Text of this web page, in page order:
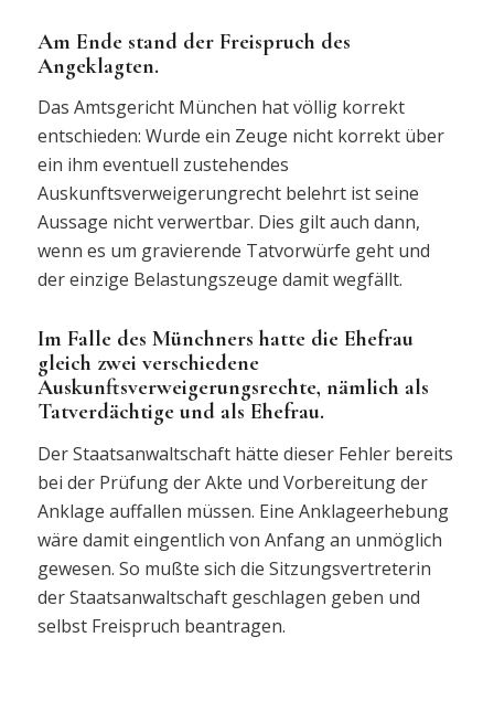
Am Ende stand der Freispruch des
Angeklagten.
Das Amtsgericht München hat völlig korrekt
entschieden: Wurde ein Zeuge nicht korrekt über
ein ihm eventuell zustehendes
Auskunftsverweigerungrecht belehrt ist seine
Aussage nicht verwertbar. Dies gilt auch dann,
wenn es um gravierende Tatvorwürfe geht und
der einzige Belastungszeuge damit wegfällt.
Im Falle des Münchners hatte die Ehefrau
gleich zwei verschiedene
Auskunftsverweigerungsrechte, nämlich als
Tatverdächtige und als Ehefrau.
Der Staatsanwaltschaft hätte dieser Fehler bereits
bei der Prüfung der Akte und Vorbereitung der
Anklage auffallen müssen. Eine Anklageerhebung
wäre damit eingentlich von Anfang an unmöglich
gewesen. So mußte sich die Sitzungsvertreterin
der Staatsanwaltschaft geschlagen geben und
selbst Freispruch beantragen.